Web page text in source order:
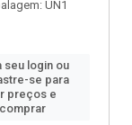
UN1
seu login ou
se para
preços e
comprar